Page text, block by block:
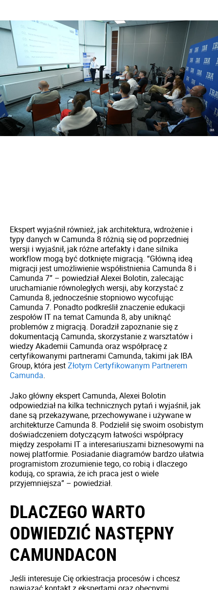
Ekspert wyjaśnił również, jak architektura, wdrożenie i
typy danych w Camunda 8 różnią się od poprzedniej
wersji i wyjaśnił, jak różne artefakty i dane silnika
workflow mogą być dotknięte migracją. “Główną ideą
migracji jest umożliwienie współistnienia Camunda 8 i
Camunda 7” – powiedział Alexei Bolotin, zalecając
uruchamianie równoległych wersji, aby korzystać z
Camunda 8, jednocześnie stopniowo wycofując
Camunda 7. Ponadto podkreślił znaczenie edukacji
zespołów IT na temat Camunda 8, aby uniknąć
problemów z migracją. Doradził zapoznanie się z
dokumentacją Camunda, skorzystanie z warsztatów i
wiedzy Akademii Camunda oraz współpracę z
certyfikowanymi partnerami Camunda, takimi jak IBA
Group, która jestZłotym Certyfikowanym Partnerem
Camunda.
Jako główny ekspert Camunda, Alexei Bolotin
odpowiedział na kilka technicznych pytań i wyjaśnił, jak
dane są przekazywane, przechowywane i używane w
architekturze Camunda 8. Podzielił się swoim osobistym
doświadczeniem dotyczącym łatwości współpracy
między zespołami IT a interesariuszami biznesowymi na
nowej platformie. Posiadanie diagramów bardzo ułatwia
programistom zrozumienie tego, co robią i dlaczego
kodują, co sprawia, że ich praca jest o wiele
przyjemniejsza” – powiedział.
DLACZEGO WARTO
ODWIEDZIĆ NASTĘPNY
CAMUNDACON
Jeśli interesuje Cię orkiestracja procesów i chcesz